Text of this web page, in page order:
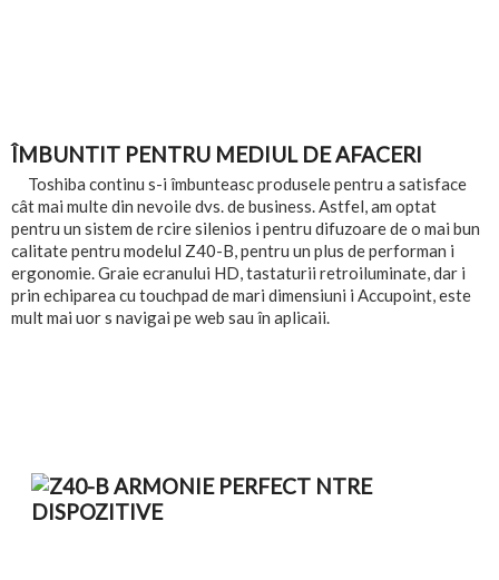
ÎMBUNTIT PENTRU MEDIUL DE AFACERI
Toshiba continu s-i îmbunteasc produsele pentru a satisface
cât mai multe din nevoile dvs. de business. Astfel, am optat
pentru un sistem de rcire silenios i pentru difuzoare de o mai bun
calitate pentru modelul Z40-B, pentru un plus de performan i
ergonomie. Graie ecranului HD, tastaturii retroiluminate, dar i
prin echiparea cu touchpad de mari dimensiuni i Accupoint, este
mult mai uor s navigai pe web sau în aplicaii.